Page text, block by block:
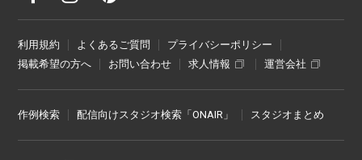
利用規約 よくあるご質問
プライバシーポリシー
掲載希望の方へ
お問い合わせ 求人情報 運営会社
作例検索 配信向けスタジオ検索「ONAIR」 スタジオまとめ